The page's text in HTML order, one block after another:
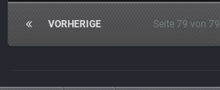
VORHERIGE Seite 79 von 79